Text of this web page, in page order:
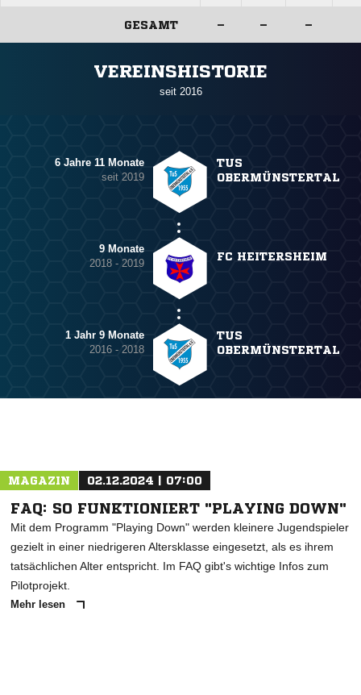
GESAMT – – –
VEREINSHISTORIE
seit 2016
6 Jahre 11 Monate
seit 2019
TUS
OBERMÜNSTERTAL
9 Monate
2018 - 2019
FC HEITERSHEIM
1 Jahr 9 Monate
2016 - 2018
TUS
OBERMÜNSTERTAL
MAGAZIN 02.12.2024 | 07:00
FAQ: SO FUNKTIONIERT "PLAYING DOWN"
Mit dem Programm "Playing Down" werden kleinere Jugendspieler
gezielt in einer niedrigeren Altersklasse eingesetzt, als es ihrem
tatsächlichen Alter entspricht. Im FAQ gibt's wichtige Infos zum
Pilotprojekt.
Mehr lesen